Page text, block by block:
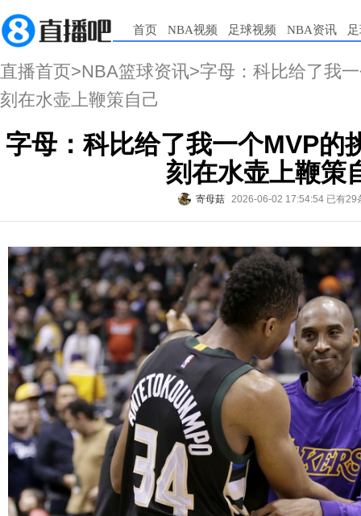
首页 NBA视频 足球视频 NBA资讯
直播首页>NBA篮球资讯>字母：科比给了我
刻在水壶上鞭策自己
字母：科比给了我一个MVP的
刻在水壶上鞭策
寄母菇 2026-06-02 17:54:54 已有29